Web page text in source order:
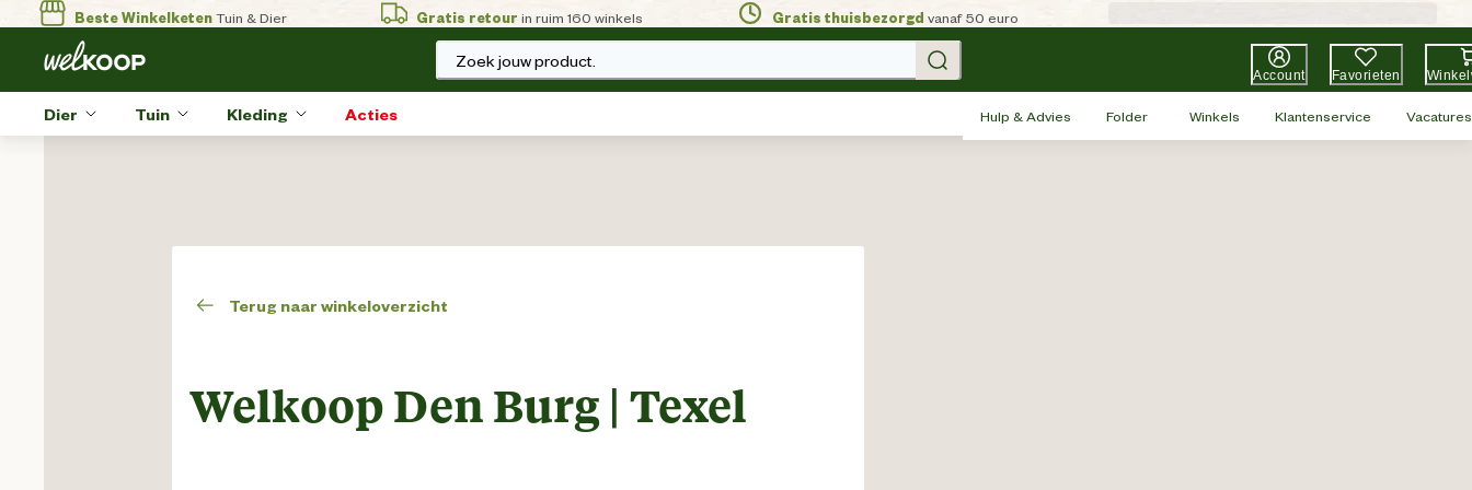
Beste WinkelketenTuin & Dier Gratis retour in ruim 160 winkels Gratis thuisbezorgd vanaf 50 euro
Zoek jouw product.
Account Favorieten
Dier Tuin Kleding Acties Hulp & Advies Folder Winkels Klantenservice Vacatures
Terug naar winkeloverzicht
Welkoop Den Burg | Texel